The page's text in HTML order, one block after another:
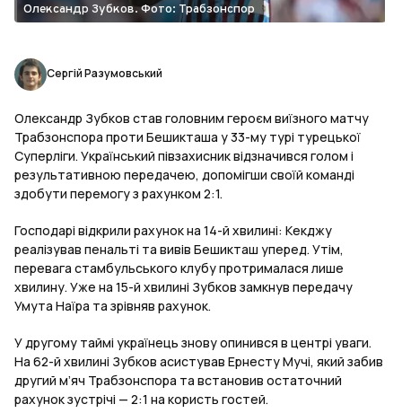
Олександр Зубков. Фото: Трабзонспор
Сергій Разумовський
Олександр Зубков став головним героєм виїзного матчу
Трабзонспора проти Бешикташа у 33-му турі турецької
Суперліги. Український півзахисник відзначився голом і
результативною передачею, допомігши своїй команді
здобути перемогу з рахунком 2:1.
Господарі відкрили рахунок на 14-й хвилині: Кекджу
реалізував пенальті та вивів Бешикташ уперед. Утім,
перевага стамбульського клубу протрималася лише
хвилину. Уже на 15-й хвилині Зубков замкнув передачу
Умута Наїра та зрівняв рахунок.
У другому таймі українець знову опинився в центрі уваги.
На 62-й хвилині Зубков асистував Ернесту Мучі, який забив
другий м’яч Трабзонспора та встановив остаточний
рахунок зустрічі — 2:1 на користь гостей.